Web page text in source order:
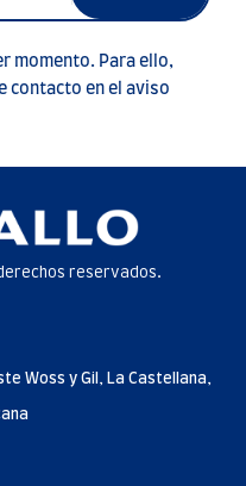
momento. Para ello,
contacto en el aviso
reservados.
Woss y Gil, La Castellana,